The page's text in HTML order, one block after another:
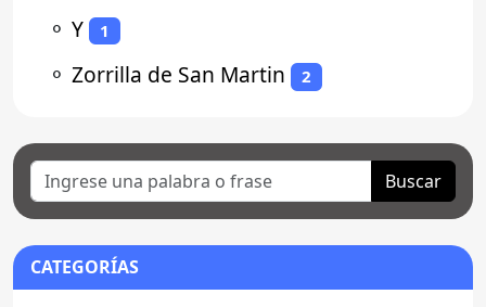
⚬ Y 1
⚬ Zorrilla de San Martin 2
Buscar
CATEGORÍAS